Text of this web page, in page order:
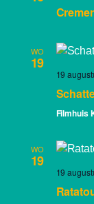
WO
19
19
Filmhuis
WO
19
19